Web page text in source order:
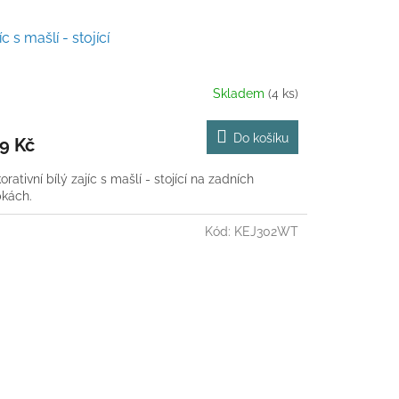
s mašlí - stojící
Skladem (4 ks)
Kč Do košíku
bílý zajíc s mašlí - stojící na zadních
Kód: KEJ302WT